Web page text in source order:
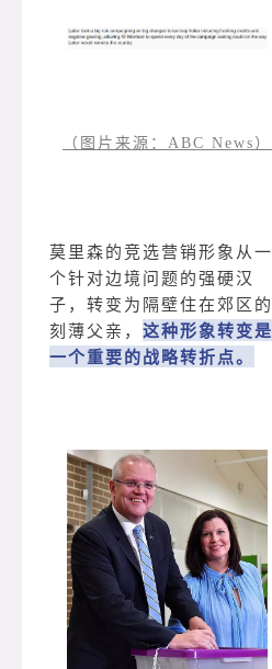
（图片来源：ABC News）
莫里森的竞选营销形象从一
个针对边境问题的强硬汉
子，转变为隔壁住在郊区的
刻薄父亲， 这种形象转变是
一个重要的战略转折点。